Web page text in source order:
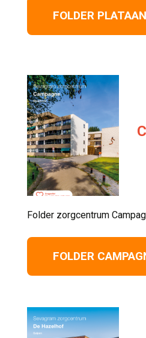
FOLDER PLATAAN
Folder zorgcentrum
FOLDER